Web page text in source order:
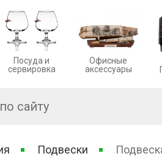
Посуда и
сервировка
Офисные
аксессуары
Подвески